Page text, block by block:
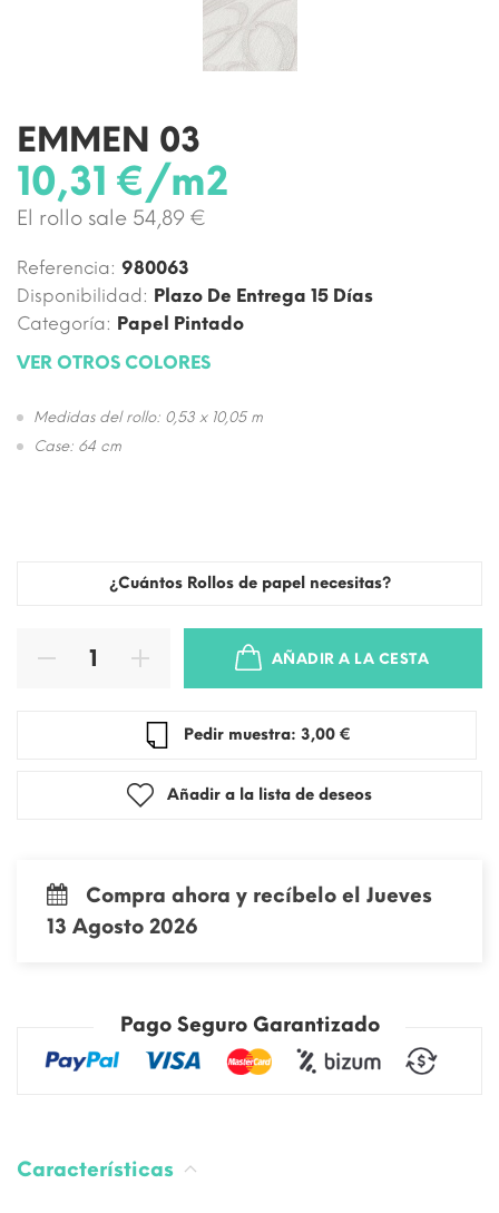
EMMEN 03
10,31 €/m2
El rollo sale 54,89 €
Referencia: 980063
Disponibilidad: Plazo De Entrega 15 Días
Categoría: Papel Pintado
VER OTROS COLORES
Medidas del rollo: 0,53 x 10,05 m
Case: 64 cm
¿Cuántos Rollos de papel necesitas?
AÑADIR A LA CESTA
Pedir muestra: 3,00 €
Añadir a la lista de deseos
Compra ahora y recíbelo el Jueves
13 Agosto 2026
Pago Seguro Garantizado
Características